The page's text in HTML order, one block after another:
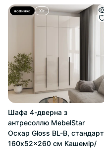
новинка Хіт
Шафа 4-дверна з
антресоллю MebelStar
Оскар Gloss BL-B, стандарт
160x52x260 см Кашемір/